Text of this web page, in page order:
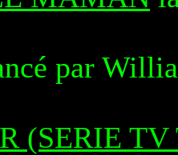
par
(SERIE